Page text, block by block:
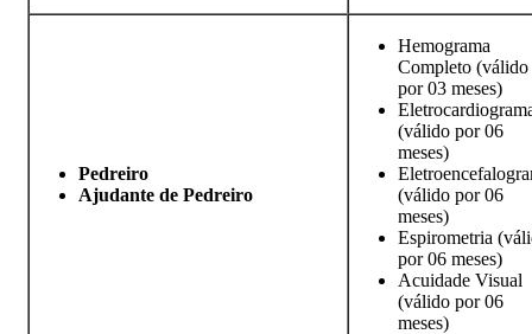
Pedreiro
Ajudante de Pedreiro
Hemograma
Completo (válido
por 03 meses)
(válido por 06
meses)
(válido por 06
meses)
Espirometria
por 06 meses)
Acuidade Visual
(válido por 06
meses)